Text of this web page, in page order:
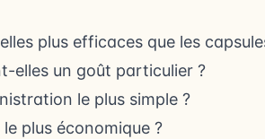
plus efficaces que les
elles un goût particulier ?
le plus simple ?
plus économique ?